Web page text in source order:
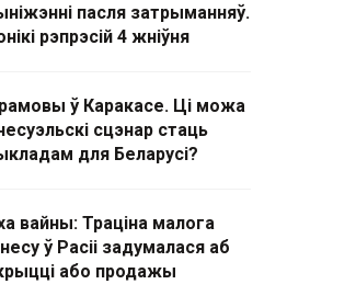
пасля затрыманняў.
рэпрэсій 4 жніўня
ў Каракасе. Ці можа
сцэнар стаць
для Беларусі?
вайны: Траціна малога
ў Расіі задумалася аб
або продажы